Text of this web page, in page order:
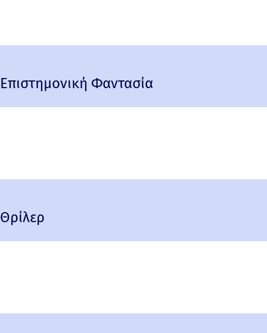
Επιστημονική Φαντασία
Θρίλερ